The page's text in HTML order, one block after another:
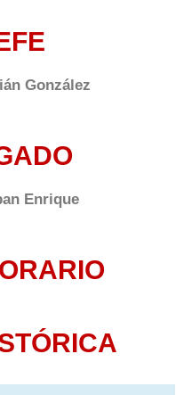
González
Enrique